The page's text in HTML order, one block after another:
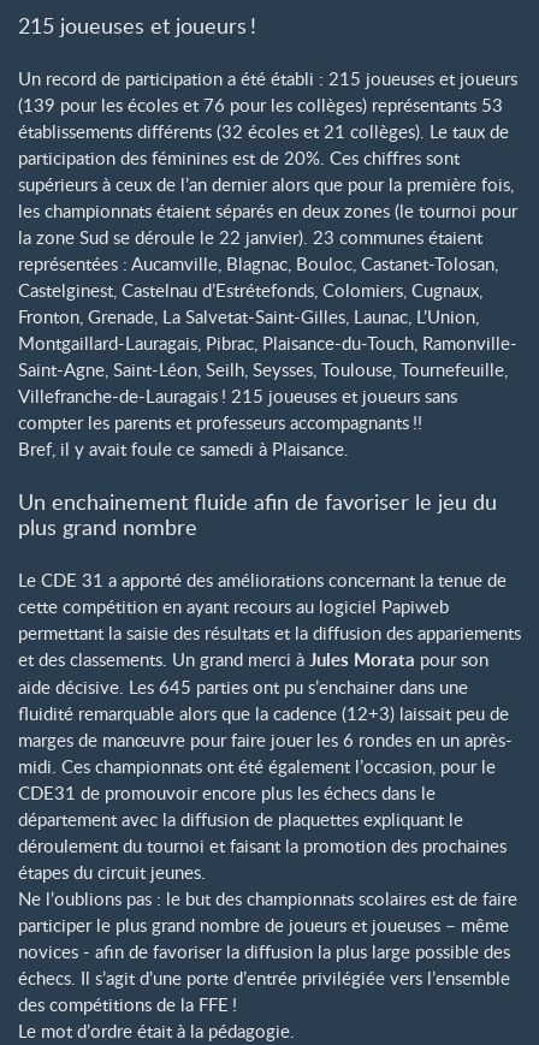
215 joueuses et joueurs !
Un record de participation a été établi : 215 joueuses et joueurs
(139 pour les écoles et 76 pour les collèges) représentants 53
établissements différents (32 écoles et 21 collèges). Le taux de
participation des féminines est de 20%. Ces chiffres sont
supérieurs à ceux de l’an dernier alors que pour la première fois,
les championnats étaient séparés en deux zones (le tournoi pour
la zone Sud se déroule le 22 janvier). 23 communes étaient
représentées : Aucamville, Blagnac, Bouloc, Castanet-Tolosan,
Castelginest, Castelnau d’Estrétefonds, Colomiers, Cugnaux,
Fronton, Grenade, La Salvetat-Saint-Gilles, Launac, L’Union,
Montgaillard-Lauragais, Pibrac, Plaisance-du-Touch, Ramonville-
Saint-Agne, Saint-Léon, Seilh, Seysses, Toulouse, Tournefeuille,
Villefranche-de-Lauragais ! 215 joueuses et joueurs sans
compter les parents et professeurs accompagnants !!
Bref, il y avait foule ce samedi à Plaisance.
Un enchainement fluide afin de favoriser le jeu du
plus grand nombre
Le CDE 31 a apporté des améliorations concernant la tenue de
cette compétition en ayant recours au logiciel Papiweb
permettant la saisie des résultats et la diffusion des appariements
et des classements. Un grand merci à Jules Morata pour son
aide décisive. Les 645 parties ont pu s’enchainer dans une
fluidité remarquable alors que la cadence (12+3) laissait peu de
marges de manœuvre pour faire jouer les 6 rondes en un après-
midi. Ces championnats ont été également l’occasion, pour le
CDE31 de promouvoir encore plus les échecs dans le
département avec la diffusion de plaquettes expliquant le
déroulement du tournoi et faisant la promotion des prochaines
étapes du circuit jeunes.
Ne l’oublions pas : le but des championnats scolaires est de faire
participer le plus grand nombre de joueurs et joueuses – même
novices - afin de favoriser la diffusion la plus large possible des
échecs. Il s’agit d’une porte d’entrée privilégiée vers l’ensemble
des compétitions de la FFE !
Le mot d’ordre était à la pédagogie.